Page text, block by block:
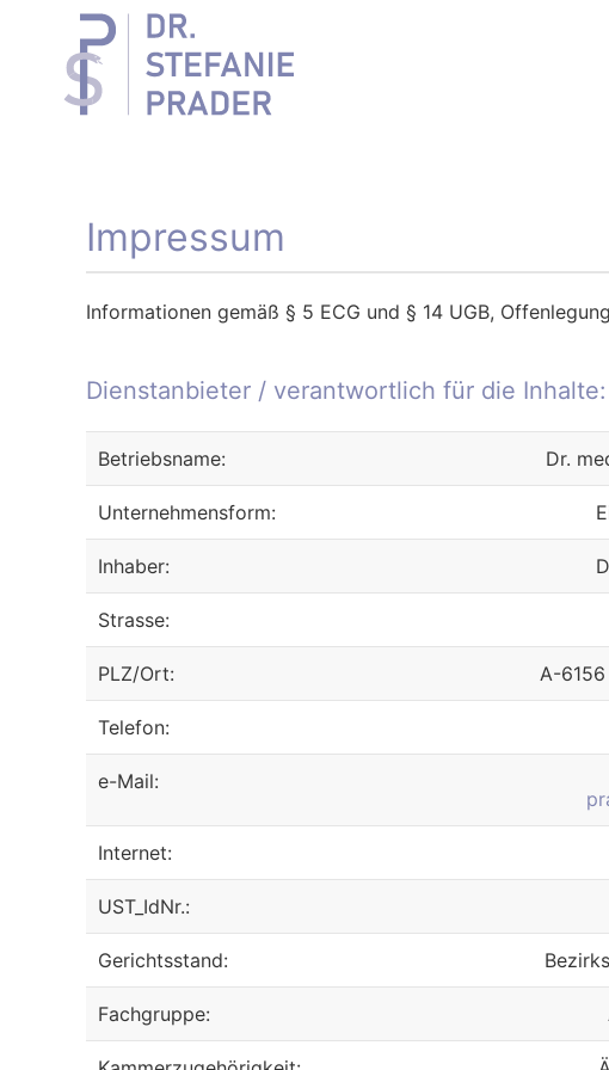
Zum Hauptinhalt springen
Impressum
Informationen gemäß § 5 ECG und § 14 UGB,
Dienstanbieter / verantwortlich für die Inhalte:
Betriebsname: Dr.
Unternehmensform:
Inhaber:
Strasse:
PLZ/Ort: A-
Telefon:
e-Mail:
Internet:
UST_IdNr.:
Gerichtsstand:
Fachgruppe: